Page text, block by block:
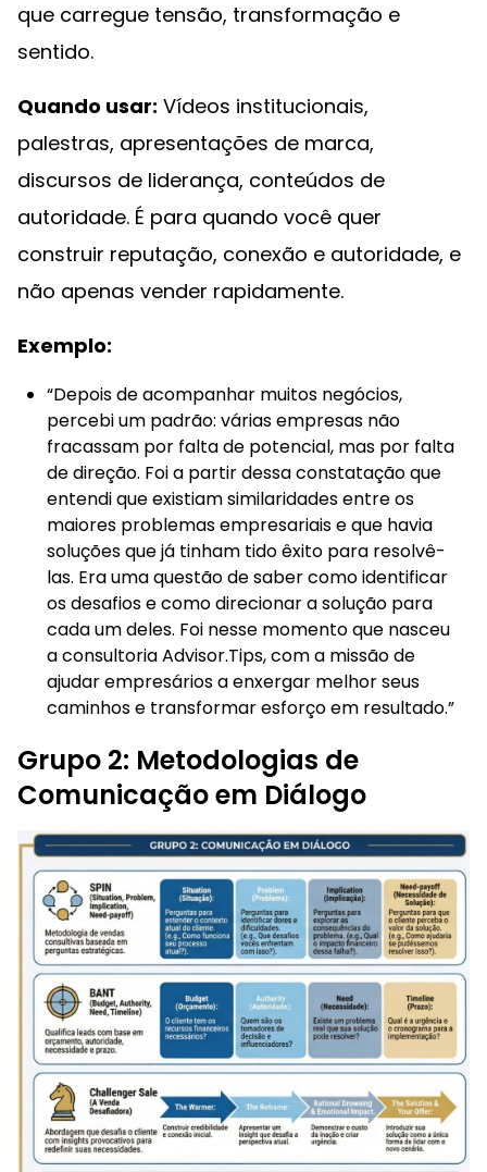
que carregue tensão, transformação e
sentido.
Quando usar: Vídeos institucionais,
palestras, apresentações de marca,
discursos de liderança, conteúdos de
autoridade. É para quando você quer
construir reputação, conexão e autoridade, e
não apenas vender rapidamente.
Exemplo:
“Depois de acompanhar muitos negócios,
percebi um padrão: várias empresas não
fracassam por falta de potencial, mas por falta
de direção. Foi a partir dessa constatação que
entendi que existiam similaridades entre os
maiores problemas empresariais e que havia
soluções que já tinham tido êxito para resolvê-
las. Era uma questão de saber como identificar
os desafios e como direcionar a solução para
cada um deles. Foi nesse momento que nasceu
a consultoria Advisor.Tips, com a missão de
ajudar empresários a enxergar melhor seus
caminhos e transformar esforço em resultado.”
Grupo 2: Metodologias de
Comunicação em Diálogo